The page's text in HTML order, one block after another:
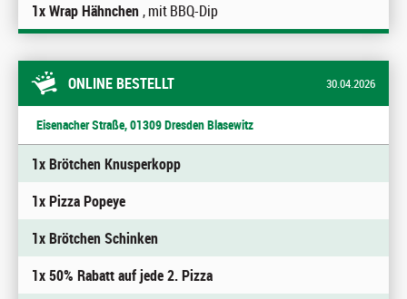
1x Wrap Hähnchen, mit BBQ-Dip
ONLINE BESTELLT 30.04.2026
Eisenacher Straße, 01309 Dresden Blasewitz
1x Brötchen Knusperkopp
1x Pizza Popeye
1x Brötchen Schinken
1x 50% Rabatt auf jede 2. Pizza